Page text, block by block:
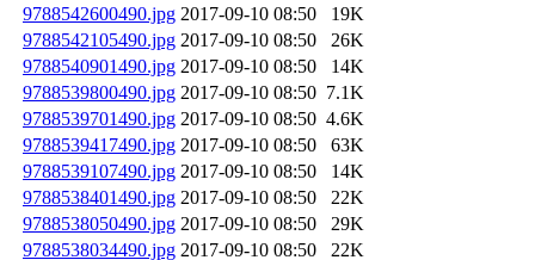
9788542600490.jpg 2017-09-10 08:50
19K
9788542105490.jpg 2017-09-10 08:50
26K
9788540901490.jpg 2017-09-10 08:50
14K
9788539800490.jpg 2017-09-10 08:50 7.1K
9788539701490.jpg 2017-09-10 08:50 4.6K
9788539417490.jpg 2017-09-10 08:50
63K
9788539107490.jpg 2017-09-10 08:50
14K
9788538401490.jpg 2017-09-10 08:50
22K
9788538050490.jpg 2017-09-10 08:50
29K
9788538034490.jpg 2017-09-10 08:50
22K